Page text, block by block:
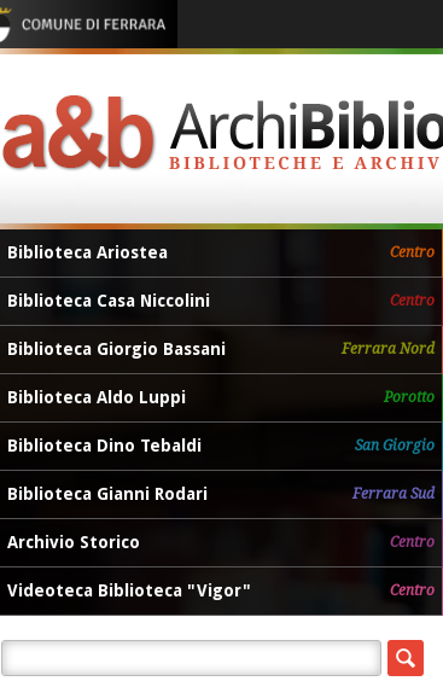
Biblioteca Ariostea Centro
Biblioteca Casa Niccolini Centro
Biblioteca Giorgio Bassani Ferrara Nord
Biblioteca Aldo Luppi Porotto
Biblioteca Dino Tebaldi San Giorgio
Biblioteca Gianni Rodari Ferrara Sud
Archivio Storico Centro
Videoteca Biblioteca "Vigor" Centro